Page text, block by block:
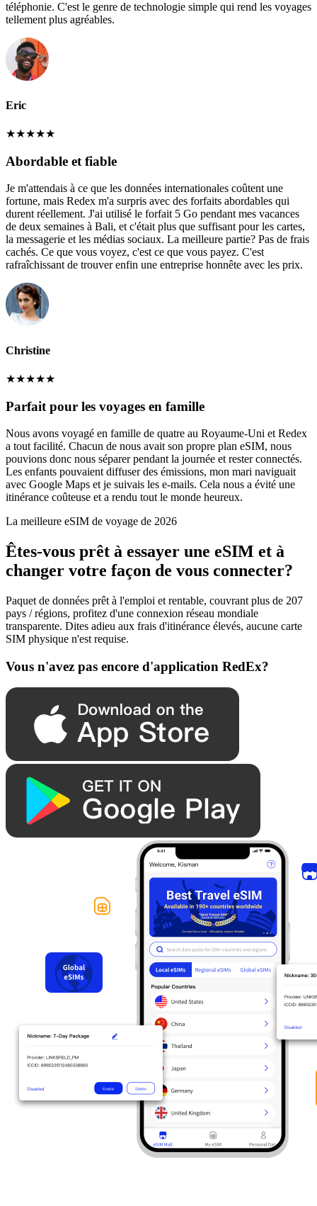
téléphonie. C'est le genre de technologie simple qui rend les voyages
tellement plus agréables.
Eric
★★★★★
Abordable et fiable
Je m'attendais à ce que les données internationales coûtent une
fortune, mais Redex m'a surpris avec des forfaits abordables qui
durent réellement. J'ai utilisé le forfait 5 Go pendant mes vacances
de deux semaines à Bali, et c'était plus que suffisant pour les cartes,
la messagerie et les médias sociaux. La meilleure partie? Pas de frais
cachés. Ce que vous voyez, c'est ce que vous payez. C'est
rafraîchissant de trouver enfin une entreprise honnête avec les prix.
Christine
★★★★★
Parfait pour les voyages en famille
Nous avons voyagé en famille de quatre au Royaume-Uni et Redex
a tout facilité. Chacun de nous avait son propre plan eSIM, nous
pouvions donc nous séparer pendant la journée et rester connectés.
Les enfants pouvaient diffuser des émissions, mon mari naviguait
avec Google Maps et je suivais les e-mails. Cela nous a évité une
itinérance coûteuse et a rendu tout le monde heureux.
La meilleure eSIM de voyage de 2026
Êtes-vous prêt à essayer une eSIM et à
changer votre façon de vous connecter?
Paquet de données prêt à l'emploi et rentable, couvrant plus de 207
pays / régions, profitez d'une connexion réseau mondiale
transparente. Dites adieu aux frais d'itinérance élevés, aucune carte
SIM physique n'est requise.
Vous n'avez pas encore d'application RedEx?